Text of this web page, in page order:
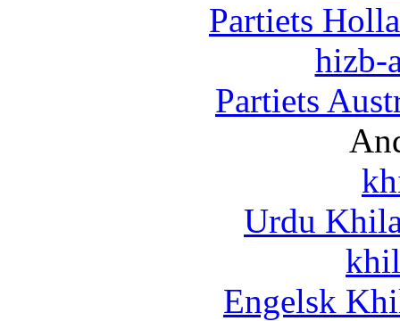
Partiets
hizb-
Partiets
Urdu
Engelsk